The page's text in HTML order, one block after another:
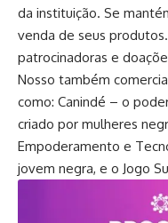
da instituição. Se
venda de seus
patrocinadoras e
Nosso também
como: Canindé – o
criado por mulheres
Empoderamento e
jovem negra, e o Jogo